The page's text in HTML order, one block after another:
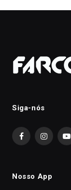
Siga-nós
Facebook
Nosso App